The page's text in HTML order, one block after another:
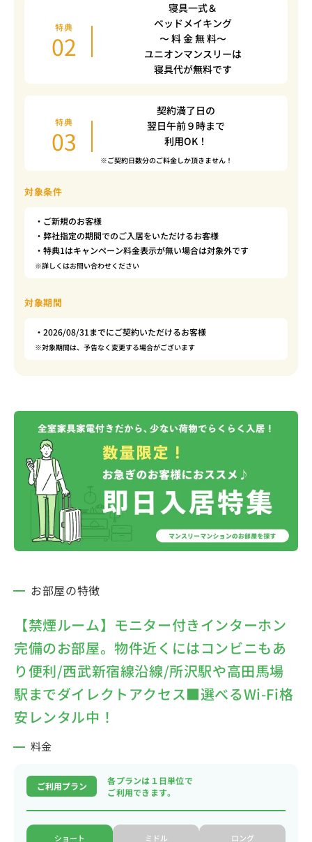
特典
02
寝具一式＆
ベッドメイキング
〜 料 金 無 料〜
ユニオンマンスリーは
寝具代が無料です
特典
03
契約満了日の
翌日午前９時まで
利用OK！
※ご契約日数分のご料金しか頂きません！
対象条件
・ご新規のお客様
・弊社指定の期間でのご入居をいただけるお客様
・特典1はキャンペーン料金表示が無い場合は対象外です
※詳しくはお問い合わせください
対象期間
・2026/08/31までにご契約いただけるお客様
※対象期間は、予告なく変更する場合がございます
お部屋の特徴
【禁煙ルーム】モニター付きインターホン
完備のお部屋。物件近くにはコンビニもあ
り便利/西武新宿線沿線/所沢駅や高田馬場
駅までダイレクトアクセス■選べるWi-Fi格
安レンタル中！
料金
ご利用プラン
各プランは１日単位で
ご利用できます。
ショート ミドル ロング